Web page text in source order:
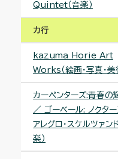
Quintet（音楽）
カ行
kazuma Horie Art
Works（絵画・写真・美
カーペンターズ:青春の
／ ゴーベール: ノクター
アレグロ・スケルツァン
楽）